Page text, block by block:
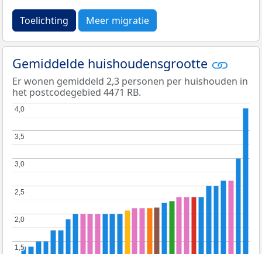
Toelichting Meer migratie
Gemiddelde huishoudensgrootte
Er wonen gemiddeld 2,3 personen per huishouden in
het postcodegebied 4471 RB.
1,5
1,5
2,0
2,0
2,5
2,5
3,0
3,0
3,5
3,5
4,0
4,0